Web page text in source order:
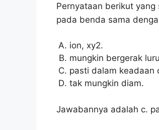
Pernyataan berikut
pada benda sama
ion, xy2.
mungkin bergerak
pasti dalam keadaan
tak mungkin diam.
Jawabannya adalah c.